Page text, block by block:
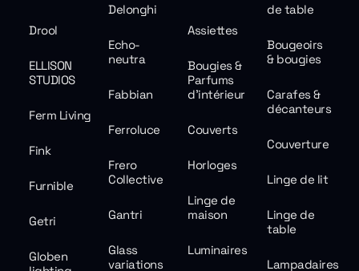
Delonghi
Drool
Echo-
neutra
ELLISON
STUDIOS
Fabbian
Ferm Living
Ferroluce
Fink
Frero
Collective
Furnible
Gantri
Getri
Glass
variations
Globen
de table
Assiettes
Bougeoirs
& bougies
Bougies &
Parfums
d'intérieur
Carafes &
décanteurs
Couverts
Couverture
Horloges
Linge de lit
Linge de
maison
Linge de
table
Luminaires
Lampadaires